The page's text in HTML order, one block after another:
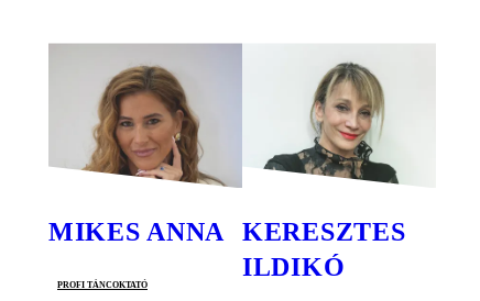
MIKES ANNA
profi táncoktató
KERESZTES
ILDIKÓ